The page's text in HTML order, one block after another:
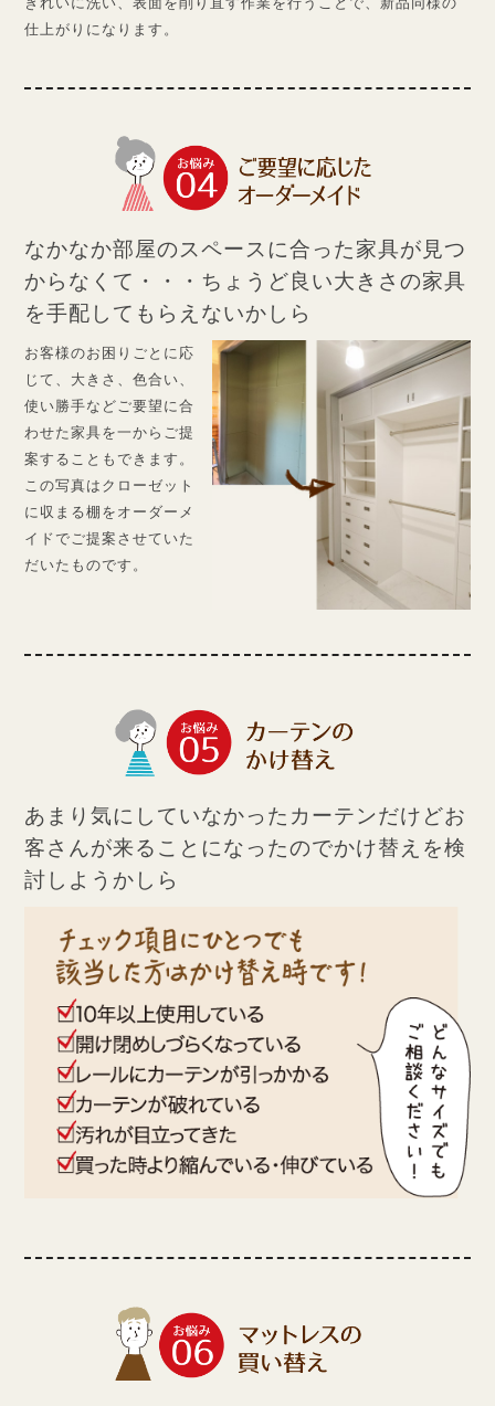
仕上がりになります。
なかなか部屋のスペースに合った家具が見つ
からなくて・・・ちょうど良い大きさの家具
を手配してもらえないかしら
お客様のお困りごとに応
じて、大きさ、色合い、
使い勝手などご要望に合
わせた家具を一からご提
案することもできます。
この写真はクローゼット
に収まる棚をオーダーメ
イドでご提案させていた
だいたものです。
あまり気にしていなかったカーテンだけどお
客さんが来ることになったのでかけ替えを検
討しようかしら